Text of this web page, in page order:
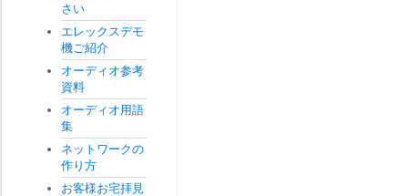
さい
エレックスデモ
機ご紹介
オーディオ参考
資料
オーディオ用語
集
ネットワークの
作り方
お客様お宅拝見